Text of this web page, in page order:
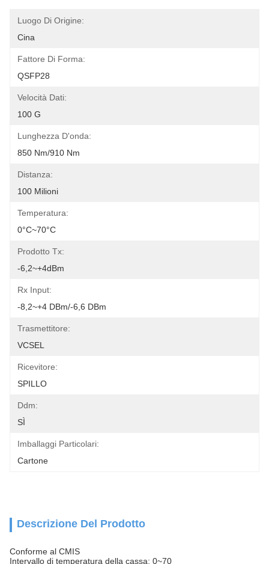
Luogo Di Origine:
Cina
Fattore Di Forma:
QSFP28
Velocità Dati:
100 G
Lunghezza D'onda:
850 Nm/910 Nm
Distanza:
100 Milioni
Temperatura:
0°c~70°c
Prodotto Tx:
-6,2~+4dBm
Rx Input:
-8,2~+4 DBm/-6,6 DBm
Trasmettitore:
VCSEL
Ricevitore:
SPILLO
Ddm:
SÌ
Imballaggi Particolari:
Cartone
Descrizione Del Prodotto
Conforme al CMIS
Intervallo di temperatura della cassa: 0~70